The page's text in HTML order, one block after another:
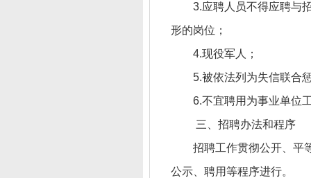
3.应聘人员不得应聘与
形的岗位；
4.现役军人；
5.被依法列为失信联合
6.不宜聘用为事业单位
三、招聘办法和程序
招聘工作贯彻公开、平
公示、聘用等程序进行。